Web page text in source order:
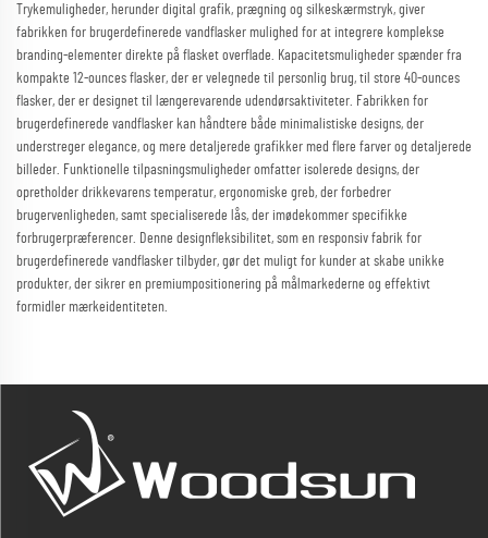
Trykemuligheder, herunder digital grafik, prægning og silkeskærmstryk, giver
fabrikken for brugerdefinerede vandflasker mulighed for at integrere komplekse
branding-elementer direkte på flasket overflade. Kapacitetsmuligheder spænder fra
kompakte 12-ounces flasker, der er velegnede til personlig brug, til store 40-ounces
flasker, der er designet til længerevarende udendørsaktiviteter. Fabrikken for
brugerdefinerede vandflasker kan håndtere både minimalistiske designs, der
understreger elegance, og mere detaljerede grafikker med flere farver og detaljerede
billeder. Funktionelle tilpasningsmuligheder omfatter isolerede designs, der
opretholder drikkevarens temperatur, ergonomiske greb, der forbedrer
brugervenligheden, samt specialiserede lås, der imødekommer specifikke
forbrugerpræferencer. Denne designfleksibilitet, som en responsiv fabrik for
brugerdefinerede vandflasker tilbyder, gør det muligt for kunder at skabe unikke
produkter, der sikrer en premiumpositionering på målmarkederne og effektivt
formidler mærkeidentiteten.